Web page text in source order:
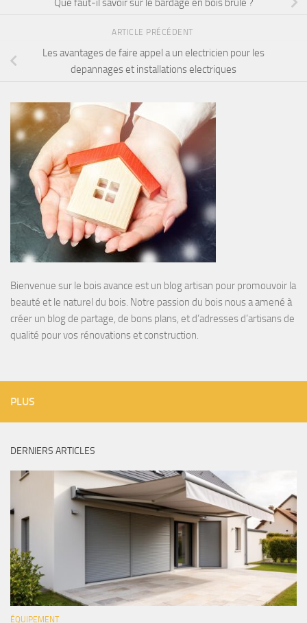
Que faut-il savoir sur le bardage en bois brûlé ?
ARTICLE PRÉCÉDENT
Les avantages de faire appel a un electricien pour les
depannages et installations electriques
Bienvenue sur le bois avance est un blog artisan pour promouvoir la
beauté et le naturel du bois. Notre passion du bois nous a amené à
créer un blog de partage, de bons plans, et d’adresses d’artisans de
qualité pour vos rénovations et construction.
PLUS
DERNIERS ARTICLES
ÉQUIPEMENT